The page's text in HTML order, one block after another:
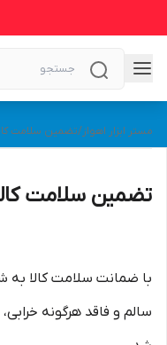
مستر ابزار اهواز/تضمین سلامت
تضمین سلامت
با ضمانت سلامت کالا به
سالم و فاقد هرگونه